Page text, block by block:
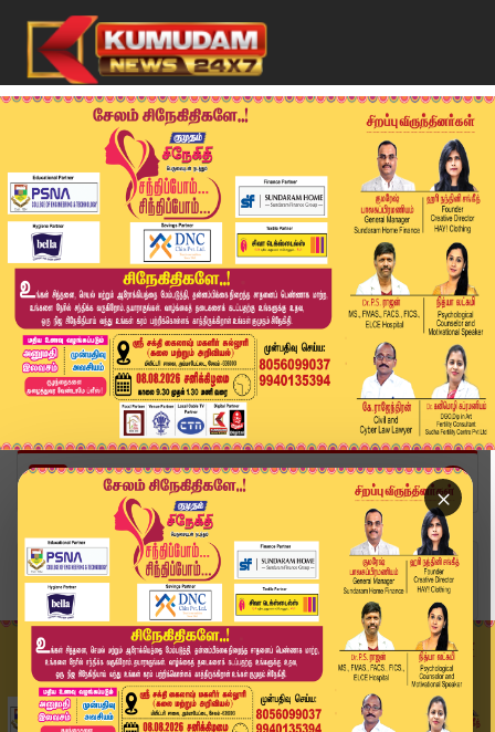
×
Home
வீடியோ ஸ்டோரி
தங்கம் விலை உயர்வு | Gold Rate Today | Kumudam ...